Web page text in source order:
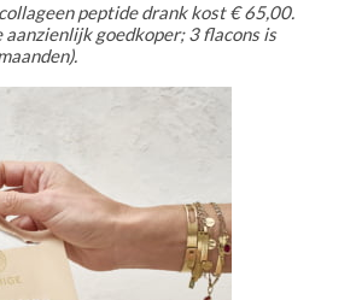
peptide drank kost € 65,00.
aanzienlijk goedkoper; 3 flacons is